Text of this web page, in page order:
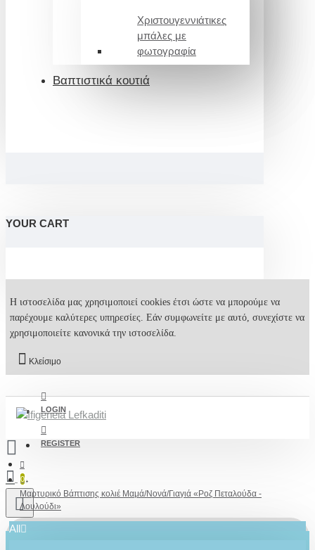
Χριστουγεννιάτικες
μπάλες με
φωτογραφία
Βαπτιστικά κουτιά
YOUR CART
Η ιστοσελίδα μας χρησιμοποιεί cookies έτσι ώστε να μπορούμε να
παρέχουμε καλύτερες υπηρεσίες. Εάν συμφωνείτε με αυτό, συνεχίστε να
χρησιμοποιείτε κανονικά την ιστοσελίδα.
Κλείσιμο
LOGIN
REGISTER
0
All
Μαρτυρικό Βάπτισης κολιέ Μαμά/Νονά/Γιαγιά «Ροζ Πεταλούδα -
Λουλούδι»